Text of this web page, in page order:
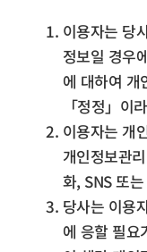
이용자는 당
정보일 경우
에 대하여 개
「정정」이
이용자는 개
개인정보관
화, SNS 또
당사는 이용
에 응할 필요